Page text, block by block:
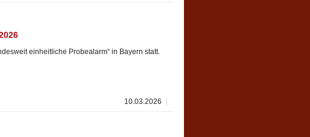
einheitliche Probealarm“ in Bayern statt.
10.03.2026